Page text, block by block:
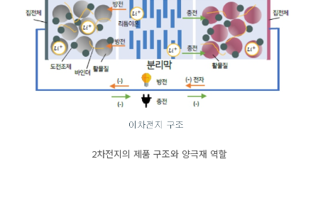
2차전지의 제품 구조와 양극재 역할